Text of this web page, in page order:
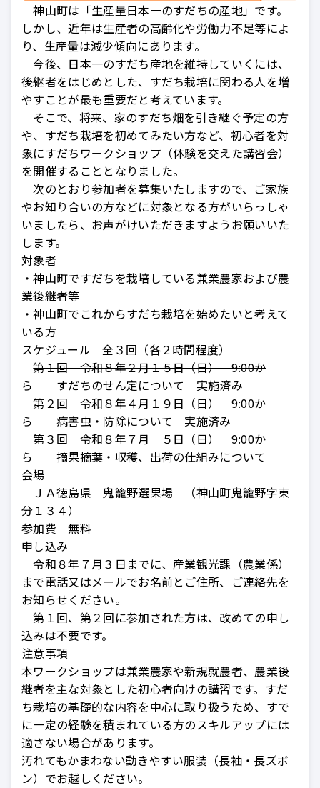
神山町は「生産量日本一のすだちの産地」です。
しかし、近年は生産者の高齢化や労働力不足等によ
り、生産量は減少傾向にあります。
今後、日本一のすだち産地を維持していくには、
後継者をはじめとした、すだち栽培に関わる人を増
やすことが最も重要だと考えています。
そこで、将来、家のすだち畑を引き継ぐ予定の方
や、すだち栽培を初めてみたい方など、初心者を対
象にすだちワークショップ（体験を交えた講習会）
を開催することとなりました。
次のとおり参加者を募集いたしますので、ご家族
やお知り合いの方などに対象となる方がいらっしゃ
いましたら、お声がけいただきますようお願いいた
します。
対象者
・神山町ですだちを栽培している兼業農家および農
業後継者等
・神山町でこれからすだち栽培を始めたいと考えて
いる方
スケジュール 全３回（各２時間程度）
第１回 令和８年２月１５日（日） 9:00か
ら すだちのせん定について実施済み
第２回 令和８年４月１９日（日） 9:00か
ら 病害虫・防除について実施済み
第３回 令和８年７月 ５日（日） 9:00か
ら 摘果摘葉・収穫、出荷の仕組みについて
会場
ＪＡ徳島県 鬼籠野選果場 （神山町鬼籠野字東
分１３４）
参加費 無料
申し込み
令和８年７月３日までに、産業観光課（農業係）
まで電話又はメールでお名前とご住所、ご連絡先を
お知らせください。
第１回、第２回に参加された方は、改めての申し
込みは不要です。
注意事項
本ワークショップは兼業農家や新規就農者、農業後
継者を主な対象とした初心者向けの講習です。すだ
ち栽培の基礎的な内容を中心に取り扱うため、すで
に一定の経験を積まれている方のスキルアップには
適さない場合があります。
汚れてもかまわない動きやすい服装（長袖・長ズボ
ン）でお越しください。